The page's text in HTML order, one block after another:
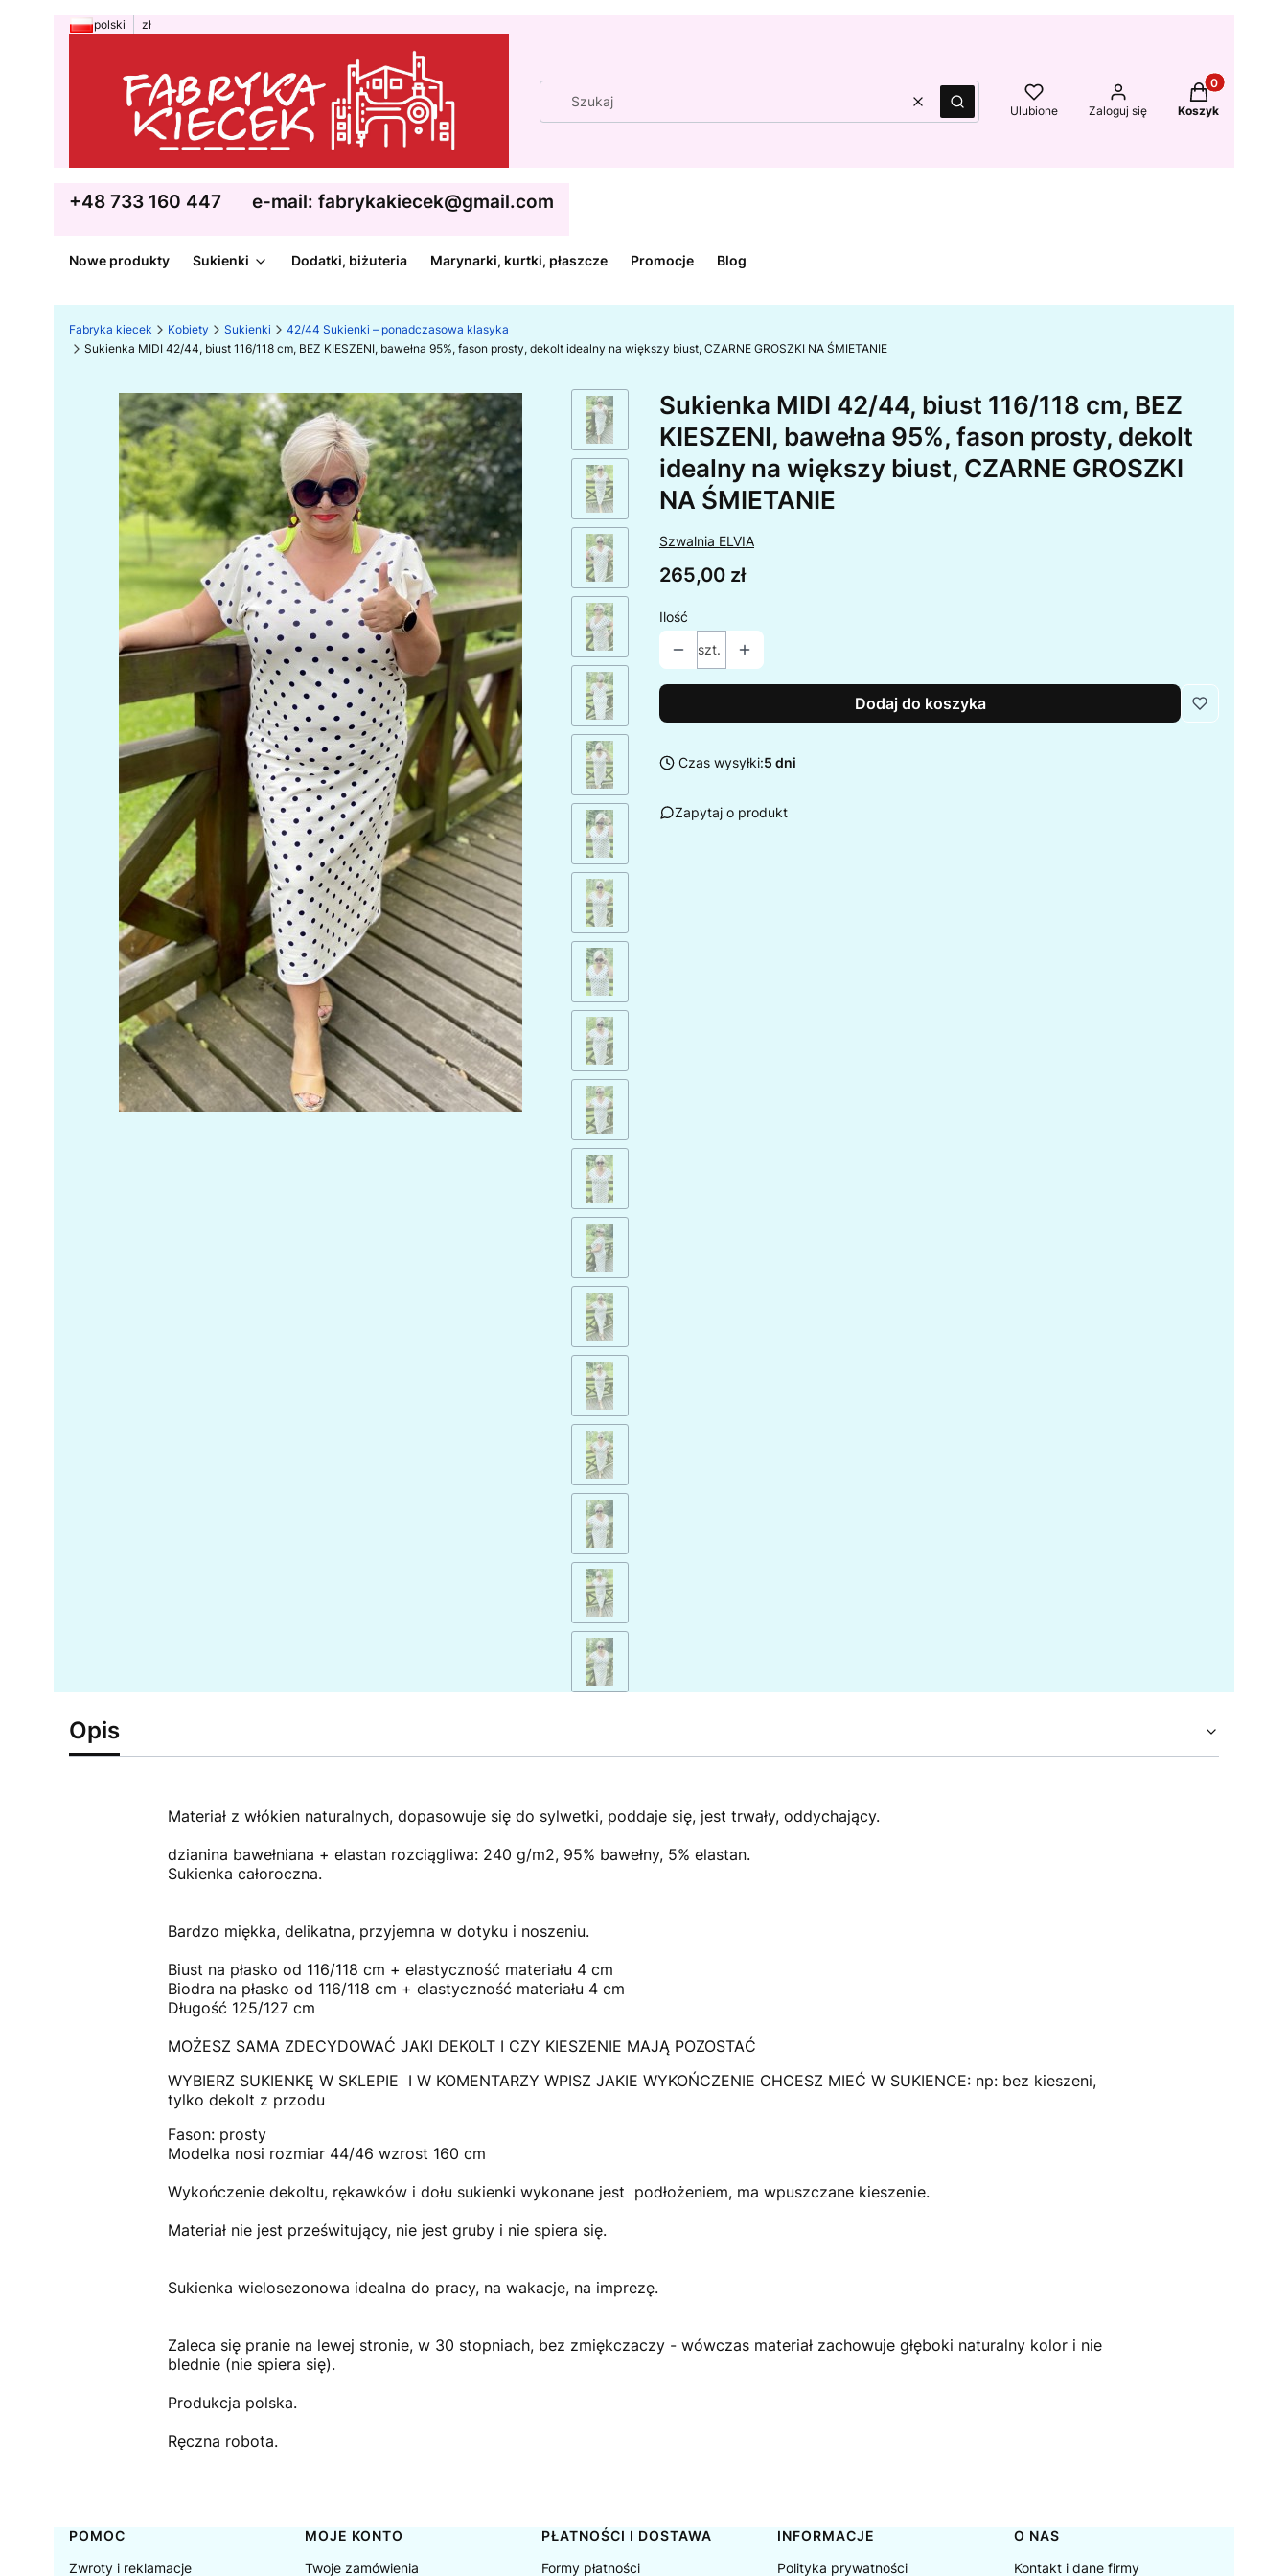
polski zł
WyczyśćSzukaj Ulubione Zaloguj się
Produkty w
Koszyk
+48 733 160 447 e-mail: fabrykakiecek@gmail.com
Nowe produkty Sukienki Dodatki, biżuteria Marynarki, kurtki, płaszcze Promocje Blog
Fabryka kiecek Kobiety Sukienki
42/44 Sukienki – ponadczasowa klasyka
Sukienka MIDI 42/44, biust 116/118 cm, BEZ KIESZENI, bawełna 95%, fason prosty, dekolt idealny na większy biust, CZARNE GROSZKI NA ŚMIETANIE
Sukienka MIDI 42/44, biust 116/118 cm, BEZ
KIESZENI, bawełna 95%, fason prosty, dekolt
idealny na większy biust, CZARNE GROSZKI
NA ŚMIETANIE
Szwalnia ELVIA
Cena
265,00 zł
Ilość
szt.
Dodaj do koszyka
Czas wysyłki:5 dni
Zapytaj o produkt
Opis
Materiał z włókien naturalnych, dopasowuje się do sylwetki, poddaje się, jest trwały, oddychający.
dzianina bawełniana + elastan rozciągliwa: 240 g/m2, 95% bawełny, 5% elastan.
Sukienka całoroczna.
Bardzo miękka, delikatna, przyjemna w dotyku i noszeniu.
Biust na płasko od 116/118 cm + elastyczność materiału 4 cm
Biodra na płasko od 116/118 cm + elastyczność materiału 4 cm
Długość 125/127 cm
MOŻESZ SAMA ZDECYDOWAĆ JAKI DEKOLT I CZY KIESZENIE MAJĄ POZOSTAĆ
WYBIERZ SUKIENKĘ W SKLEPIE I W KOMENTARZY WPISZ JAKIE WYKOŃCZENIE CHCESZ MIEĆ W SUKIENCE: np: bez kieszeni,
tylko dekolt z przodu
Fason: prosty
Modelka nosi rozmiar 44/46 wzrost 160 cm
Wykończenie dekoltu, rękawków i dołu sukienki wykonane jest podłożeniem, ma wpuszczane kieszenie.
Materiał nie jest prześwitujący, nie jest gruby i nie spiera się.
Sukienka wielosezonowa idealna do pracy, na wakacje, na imprezę.
Zaleca się pranie na lewej stronie, w 30 stopniach, bez zmiękczaczy - wówczas materiał zachowuje głęboki naturalny kolor i nie
blednie (nie spiera się).
Produkcja polska.
Ręczna robota.
Linki w stopce
POMOC
Zwroty i reklamacje
MOJE KONTO
Twoje zamówienia
PŁATNOŚCI I DOSTAWA
Formy płatności
INFORMACJE
Polityka prywatności
O NAS
Kontakt i dane firmy